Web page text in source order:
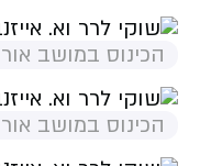
הכינוס במושב
הכינוס במושב